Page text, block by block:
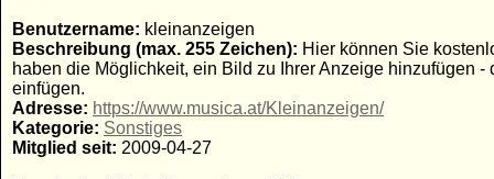
Benutzername: kleinanzeigen
Beschreibung (max. 255 Zeichen): Hier können Sie
haben die Möglichkeit, ein Bild zu Ihrer Anzeige hinzufügen
einfügen.
Adresse: https://www.musica.at/Kleinanzeigen/
Kategorie: Sonstiges
Mitglied seit: 2009-04-27